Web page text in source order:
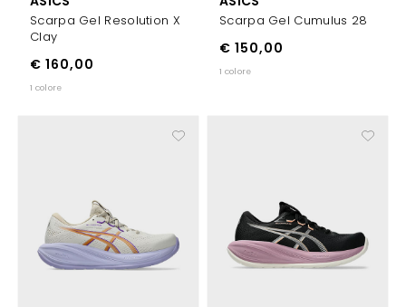
Scarpa Gel Resolution X
Clay
€ 160,00
1 colore
Scarpa Gel Cumulus 28
€ 150,00
1 colore